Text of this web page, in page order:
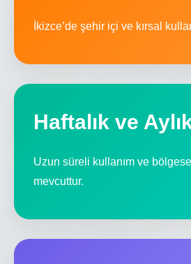
İkizce’de şehir içi ve kırsal
Haftalık ve
Uzun süreli kullanım ve
mevcuttur.